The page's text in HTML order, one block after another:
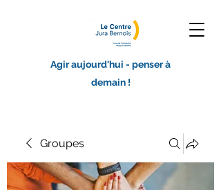
Agir aujourd'hui - penser à
demain !
Groupes